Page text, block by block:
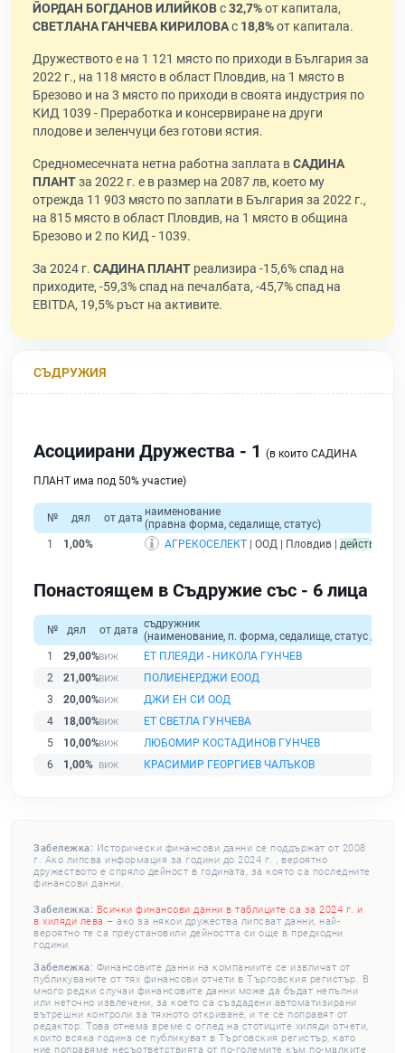
ЙОРДАН БОГДАНОВ ИЛИЙКОВс32,7%от капитала,
СВЕТЛАНА ГАНЧЕВА КИРИЛОВАс 18,8%от капитала.
Дружеството е на 1 121 място по приходи в България за
2022 г., на 118 място в област Пловдив, на 1 място в
Брезово и на 3 място по приходи в своята индустрия по
КИД 1039 - Преработка и консервиране на други
плодове и зеленчуци без готови ястия.
Средномесечната нетна работна заплата вСАДИНА
ПЛАНТза 2022 г. е в размер на 2087 лв, което му
отрежда 11 903 място по заплати в България за 2022 г.,
на 815 място в област Пловдив, на 1 място в община
Брезово и 2 по КИД - 1039.
За 2024 г. САДИНА ПЛАНТ реализира -15,6% спад на
приходите, -59,3% спад на печалбата, -45,7% спад на
EBITDA, 19,5% ръст на активите.
СЪДРУЖИЯ
Асоциирани Дружества - 1 (в които САДИНА
ПЛАНТ има под 50% участие)
№ дял от дата наименование
(правна форма, седалище, статус)
1
1,00% АГРЕКОСЕЛЕКТ | ООД | Пловдив | действащ
Понастоящем в Съдружие със - 6 лица
№ дял от дата съдружник
(наименование, п. форма, седалище, статус /
1
29,00%
ЕТ ПЛЕЯДИ - НИКОЛА ГУНЧЕВ
2
21,00%
ПОЛИЕНЕРДЖИ ЕООД
3
20,00%
ДЖИ ЕН СИ ООД
4
18,00%
ЕТ СВЕТЛА ГУНЧЕВА
5
10,00%
ЛЮБОМИР КОСТАДИНОВ ГУНЧЕВ
6
1,00% КРАСИМИР ГЕОРГИЕВ ЧАЛЪКОВ
Забележка: Исторически финансови данни се поддържат от 2008
г. Ако липсва информация за години до 2024 г. , вероятно
дружеството е спряло дейност в годината, за която са последните
финансови данни.
Забележка: Всички финансови данни в таблиците са за 2024 г. и
в хиляди лева – ако за някои дружества липсват данни, най-
вероятно те са преустановили дейността си още в предходни
години.
Забележка: Финансовите данни на компаниите се извличат от
публикуваните от тях финансови отчети в Търговския регистър. В
много редки случаи финансовите данни може да бъдат непълни
или неточно извлечени, за което са създадени автоматизирани
вътрешни контроли за тяхното откриване, и те се поправят от
редактор. Това отнема време с оглед на стотиците хиляди отчети,
които всяка година се публикуват в Търговския регистър, като
ние поправяме несъответствията от по-големите към по-малките